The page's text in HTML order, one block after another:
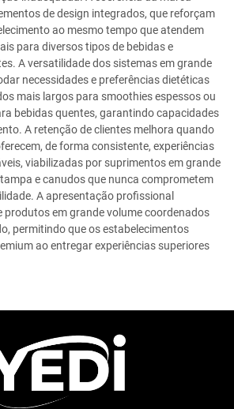
de design integrados, que reforçam
ao mesmo tempo que atendem
para diversos tipos de bebidas e
A versatilidade dos sistemas em grande
necessidades e preferências dietéticas
mais largos para smoothies espessos ou
bebidas quentes, garantindo capacidades
A retenção de clientes melhora quando
de forma consistente, experiências
viabilizadas por suprimentos em grande
e canudos que nunca comprometem
A apresentação profissional
produtos em grande volume coordenados
permitindo que os estabelecimentos
ao entregar experiências superiores